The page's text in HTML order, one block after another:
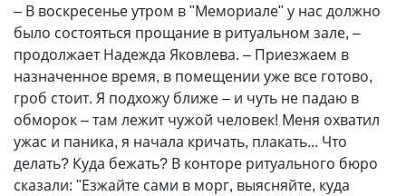
– В воскресенье утром в "Мемориале" у нас должно
было состояться прощание в ритуальном зале, –
продолжает Надежда Яковлева. – Приезжаем в
назначенное время, в помещении уже все готово,
гроб стоит. Я подхожу ближе – и чуть не падаю в
обморок – там лежит чужой человек! Меня охватил
ужас и паника, я начала кричать, плакать... Что
делать? Куда бежать? В конторе ритуального бюро
сказали: "Езжайте сами в морг, выясняйте, куда